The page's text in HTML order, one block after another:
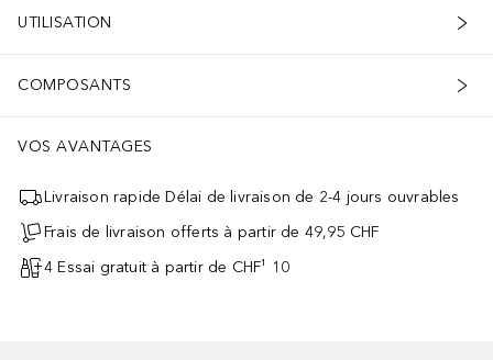
UTILISATION
COMPOSANTS
VOS AVANTAGES
Livraison rapide Délai de livraison de 2-4 jours ouvrables
Frais de livraison offerts à partir de 49,95 CHF
4 Essai gratuit à partir de CHF¹ 10